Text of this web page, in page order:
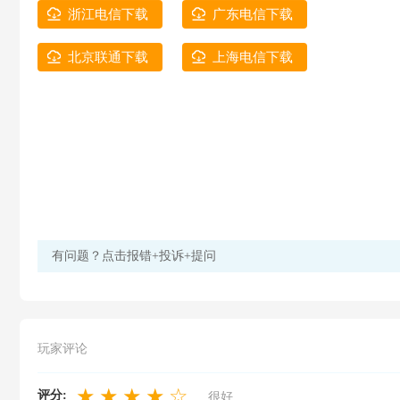
浙江电信下载 广东电信下载
北京联通下载 上海电信下载
有问题？点击报错+投诉+提问
玩家评论
评分: 很好